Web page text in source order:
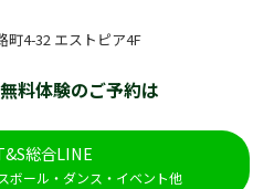
町4-32 エストピア4F
料体験のご予約は
総合LINE
ボール・ダンス・イベント他